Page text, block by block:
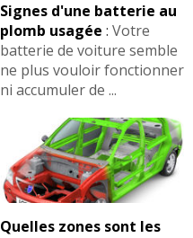
Signes d'une batterie au
plomb usagée : Votre
batterie de voiture semble
ne plus vouloir fonctionner
ni accumuler de ...
Quelles zones sont les